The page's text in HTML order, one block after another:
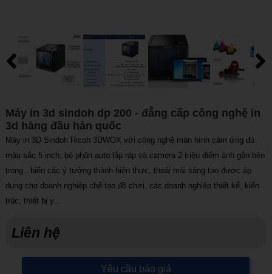
Máy in 3d sindoh dp 200 - đẳng cấp công nghệ in
3d hàng đầu hàn quốc
Máy in 3D Sindoh Ricoh 3DWOX với công nghệ màn hình cảm ứng đủ
màu sắc 5 inch, bộ phận auto lắp ráp và camera 2 triệu điểm ảnh gắn bên
trong...biến các ý tưởng thành hiện thực, thoải mái sáng tạo được áp
dụng cho doanh nghiệp chế tạo đồ chơi, các doanh nghiệp thiết kế, kiến
trúc, thiết bị y...
Liên hệ
Yêu cầu báo giá